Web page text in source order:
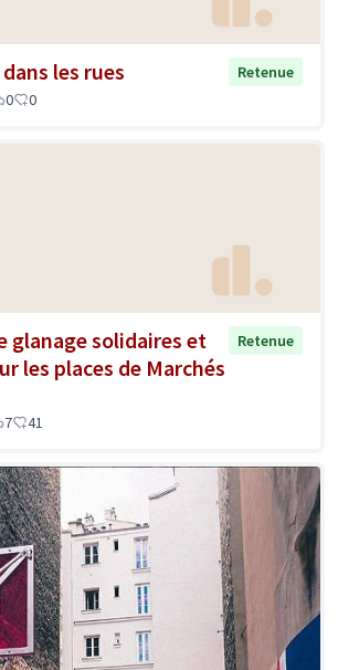
les rues
Retenue
0 0
glanage solidaires et
les places de Marchés
Retenue
7 41